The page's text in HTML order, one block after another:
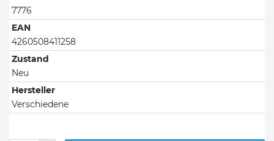
7776
EAN
4260508411258
Zustand
Neu
Hersteller
Verschiedene